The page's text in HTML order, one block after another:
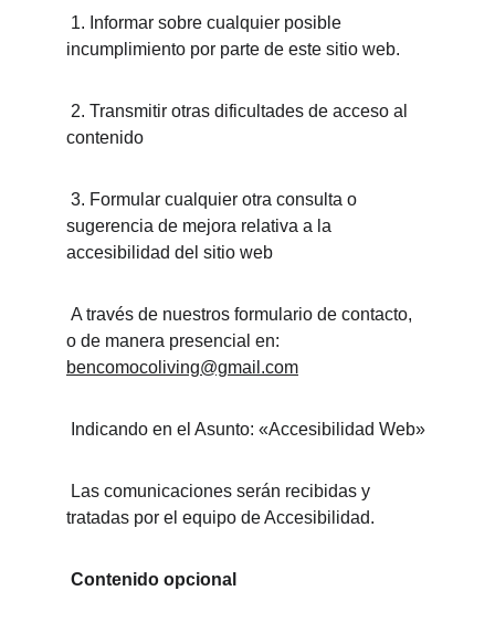
incumplimiento por parte de este sitio web.
contenido
sugerencia de mejora relativa a la
accesibilidad del sitio web
o de manera presencial en:
bencomocoliving@gmail.com
Indicando en el Asunto: «Accesibilidad Web»
tratadas por el equipo de Accesibilidad.
Contenido opcional